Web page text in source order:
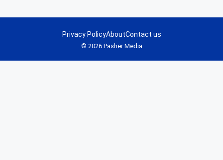
© 2026 Pasher Media
Privacy PolicyAboutContact us